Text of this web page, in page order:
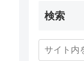
検索